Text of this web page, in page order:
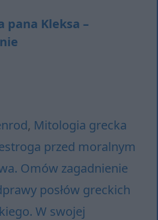
pana Kleksa –
, Mitologia grecka
przed moralnym
Omów zagadnienie
posłów greckich
W swojej